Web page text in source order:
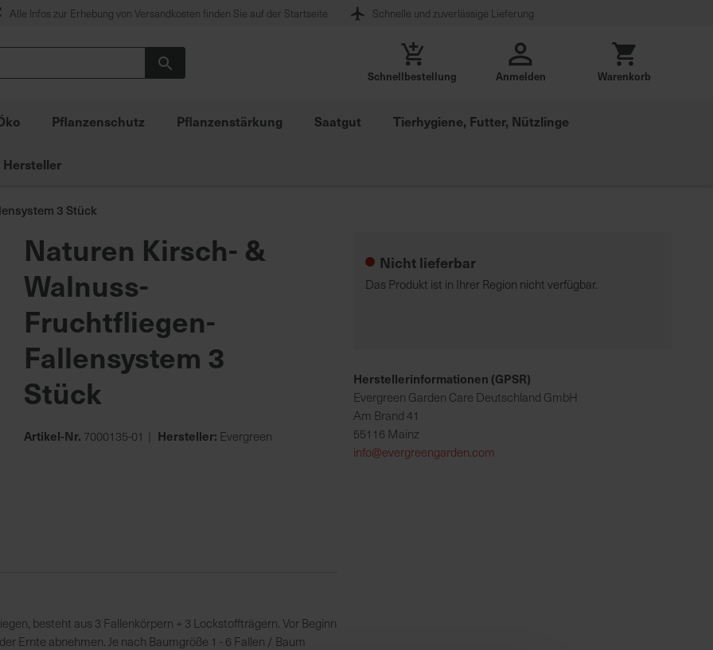
Alle Infos zur Erhebung von Versandkosten finden Sie auf der Startseite Schnelle und zuverlässige Lieferung
Schnellbestellung Anmelden Warenkorb
Pflanzenschutz Pflanzenstärkung Saatgut Tierhygiene, Futter, Nützlinge
Hersteller
3 Stück
Naturen Kirsch- &
Walnuss-
Fruchtfliegen-
Fallensystem 3
Stück
Artikel-Nr. 7000135-01 Hersteller: Evergreen
besteht aus 3 Fallenkörpern + 3 Lockstoffträgern. Vor Beginn
Ernte abnehmen. Je nach Baumgröße 1 - 6 Fallen / Baum
Nicht lieferbar
Das Produkt ist in Ihrer Region nicht verfügbar.
Herstellerinformationen (GPSR)
Evergreen Garden Care Deutschland GmbH
Am Brand 41
55116 Mainz
info@evergreengarden.com